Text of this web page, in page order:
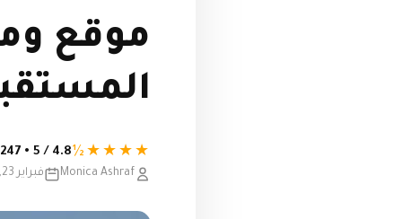
موقع
★★★★½4.8 / 5 • 247 تقييم
Monica Ashraf فبراير 23, 2023